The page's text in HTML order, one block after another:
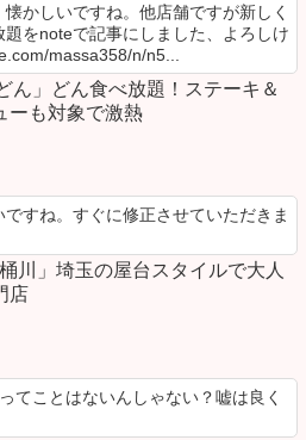
かしいですね。他店舗ですが新しく
をnoteで記事にしました、よろしけ
massa358/n/n5...
ん」どん食べ放題！ステーキ＆
ーも対象で激熱
すね。すぐに修正させていただきま
川」埼玉の屋台スタイルで大人
店
てことはないんしゃない？嘘は良く